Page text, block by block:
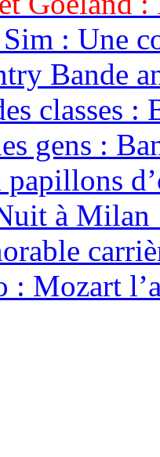
: Une
Bande
classes :
gens :
à Milan
: Mozart